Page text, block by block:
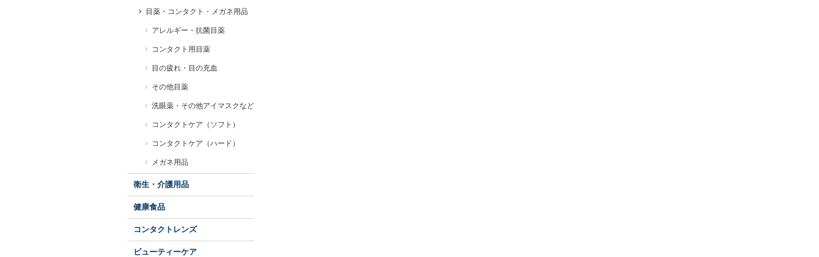
目薬・コンタクト・メガネ用品
アレルギー・抗菌目薬
コンタクト用目薬
目の疲れ・目の充血
その他目薬
洗眼薬・その他アイマスクなど
コンタクトケア（ソフト）
コンタクトケア（ハード）
メガネ用品
衛生・介護用品
健康食品
コンタクトレンズ
ビューティーケア